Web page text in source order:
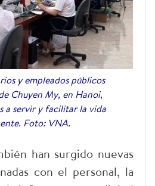
y empleados públicos
Chuyen My, en Hanoi,
a servir y facilitar la vida
Foto: VNA.
han surgido nuevas
con el personal, la